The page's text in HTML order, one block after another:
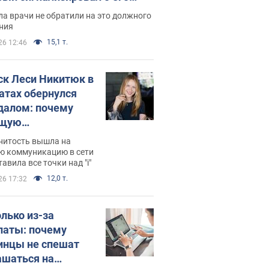
раке
врачи не обратили на это должного
12:46 15,1 т.
Леси Никитюк в
обернулся
почему
вышла на
коммуникацию в сети
все точки над "i"
17:32 12,0 т.
из-за
почему
не спешат
на